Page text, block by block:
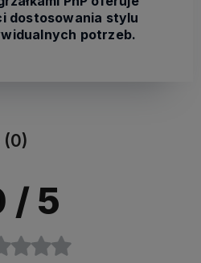
dostosowania stylu
potrzeb.
(0)
/ 5